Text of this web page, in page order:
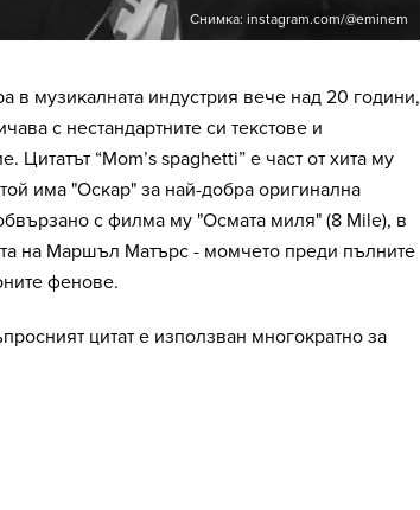
Снимка: instagram.com/@eminem
в музикалната индустрия вече над 20 години,
с нестандартните си текстове и
Цитатът “Mom’s spaghetti” е част от хита му
има "Оскар" за най-добра оригинална
с филма му "Осмата миля" (8 Mile), в
на Маршъл Матърс - момчето преди пълните
фенове.
цитат е използван многократно за